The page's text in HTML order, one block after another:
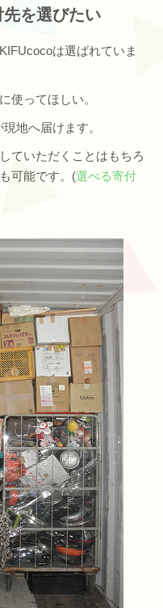
を選びたい
は選ばれていま
使ってほしい。
地へ届けます。
ていただくことはもちろ
可能です。(選べる寄付